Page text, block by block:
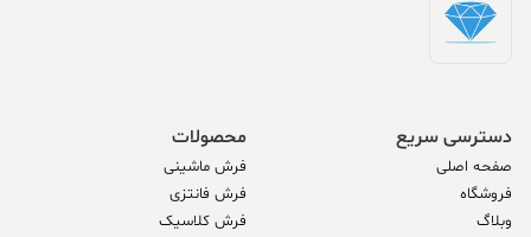
دسترسی سریع
صفحه اصلی
فروشگاه
وبلاگ
محصولات
فرش ماشینی
فرش فانتزی
فرش کلاسیک